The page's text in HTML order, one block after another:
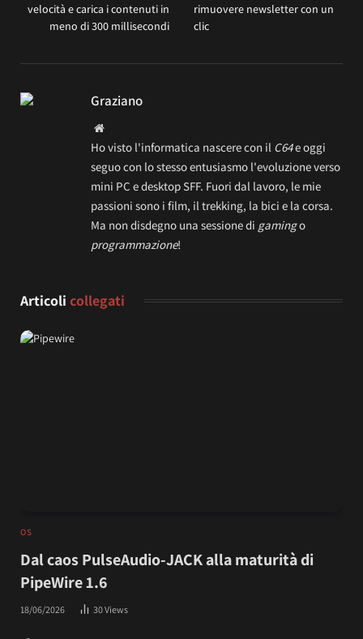
velocità e carica i contenuti in
meno di 300 millisecondi
rimuovere newsletter con un
clic
Graziano
Website
Ho visto l'informatica nascere con il C64e oggi
seguo con lo stesso entusiasmo l'evoluzione verso
mini PC e desktop SFF. Fuori dal lavoro, le mie
passioni sono i film, il trekking, la bici e la corsa.
Ma non disdegno una sessione di gamingo
programmazione!
Articoli collegati
OS
Dal caos PulseAudio-JACK alla maturità di
PipeWire 1.6
18/06/2026 30Views